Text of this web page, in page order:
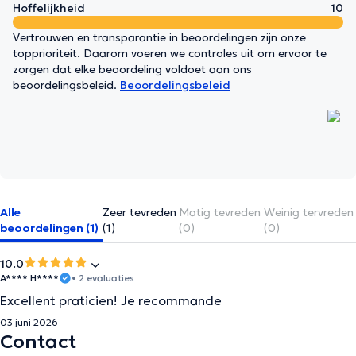
Hoffelijkheid
10
Vertrouwen en transparantie in beoordelingen zijn onze
topprioriteit. Daarom voeren we controles uit om ervoor te
zorgen dat elke beoordeling voldoet aan ons
beoordelingsbeleid. Beoordelingsbeleid
Alle
beoordelingen (1)
Zeer tevreden
(1)
Matig tevreden
(0)
Weinig tervreden
(0)
10.0
A**** H**** • 2 evaluaties
Excellent praticien! Je recommande
03 juni 2026
Contact